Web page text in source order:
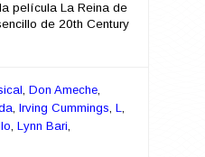
película La Reina de
de 20th Century
Don Ameche
Irving Cummings L
Lynn Bari